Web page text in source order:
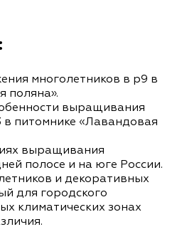
многолетников в р9 в
поляна».
выращивания
в питомнике «Лавандовая
выращивания
полосе и на юге России.
и декоративных
для городского
климатических зонах